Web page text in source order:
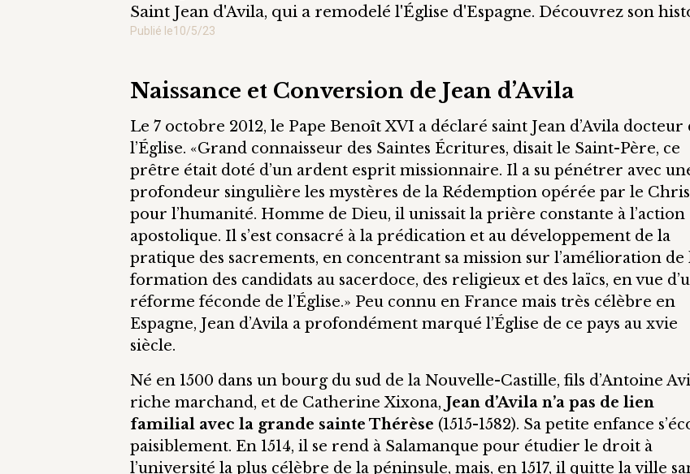
Saint Jean d'Avila, qui a remodelé l'Église d'Espagne. Découvrez son
Publié le10/5/23
Naissance et Conversion de Jean d’Avila
Le 7 octobre 2012, le Pape Benoît XVI a déclaré saint Jean d’Avila docteur
l’Église. «Grand connaisseur des Saintes Écritures, disait le Saint-Père, ce
prêtre était doté d’un ardent esprit missionnaire. Il a su pénétrer avec
profondeur singulière les mystères de la Rédemption opérée par le
pour l’humanité. Homme de Dieu, il unissait la prière constante à l’action
apostolique. Il s’est consacré à la prédication et au développement de la
pratique des sacrements, en concentrant sa mission sur l’amélioration de
formation des candidats au sacerdoce, des religieux et des laïcs, en vue
réforme féconde de l’Église.» Peu connu en France mais très célèbre en
Espagne, Jean d’Avila a profondément marqué l’Église de ce pays au xvie
siècle.
Né en 1500 dans un bourg du sud de la Nouvelle-Castille, fils d’Antoine
riche marchand, et de Catherine Xixona, Jean d’Avila n’a pas de lien
familial avec la grande sainte Thérèse (1515-1582). Sa petite enfance
paisiblement. En 1514, il se rend à Salamanque pour étudier le droit à
l’université la plus célèbre de la péninsule, mais, en 1517, il quitte la ville